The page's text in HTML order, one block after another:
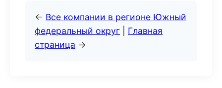
← Все компании в регионе Южный
федеральный округ
Главная
страница →